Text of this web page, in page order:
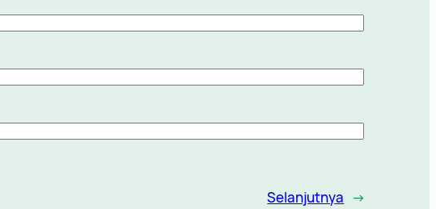
Selanjutnya →